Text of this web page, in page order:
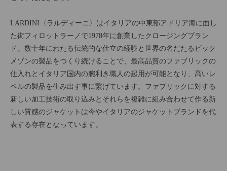
LARDINI〈ラルディーニ〉はイタリアの中東部アドリア海に面し
た街フィロットラーノで1978年に創業したクロージングブラン
ド。数十年にわたる伝統的な仕立の経験と世界の名だたるビック
メゾンの製品をつくり続けることで、最高品質のファブリックの
仕入れとイタリア国内の腕利き職人の起用が可能となり、高いレ
ベルの製品を生み出す事に繋げています。ファブリックに対する
新しい加工技術の取り込みとそれらを複雑に組み合わせて作る新
しい質感のジャケットは今やイタリアのジャケットブランドを代
表する存在となっています。